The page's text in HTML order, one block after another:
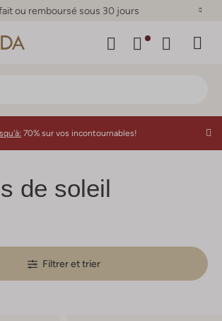
ou remboursé sous 30 jours
70% sur vos incontournables!
de soleil
Filtrer et trier